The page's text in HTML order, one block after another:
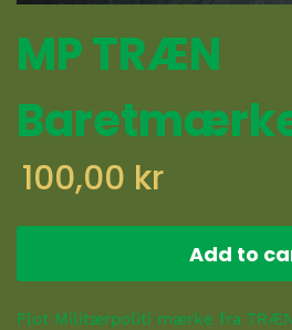
MP TRÆN
100,00 kr
Add to
Flot Militærpoliti mærke fra